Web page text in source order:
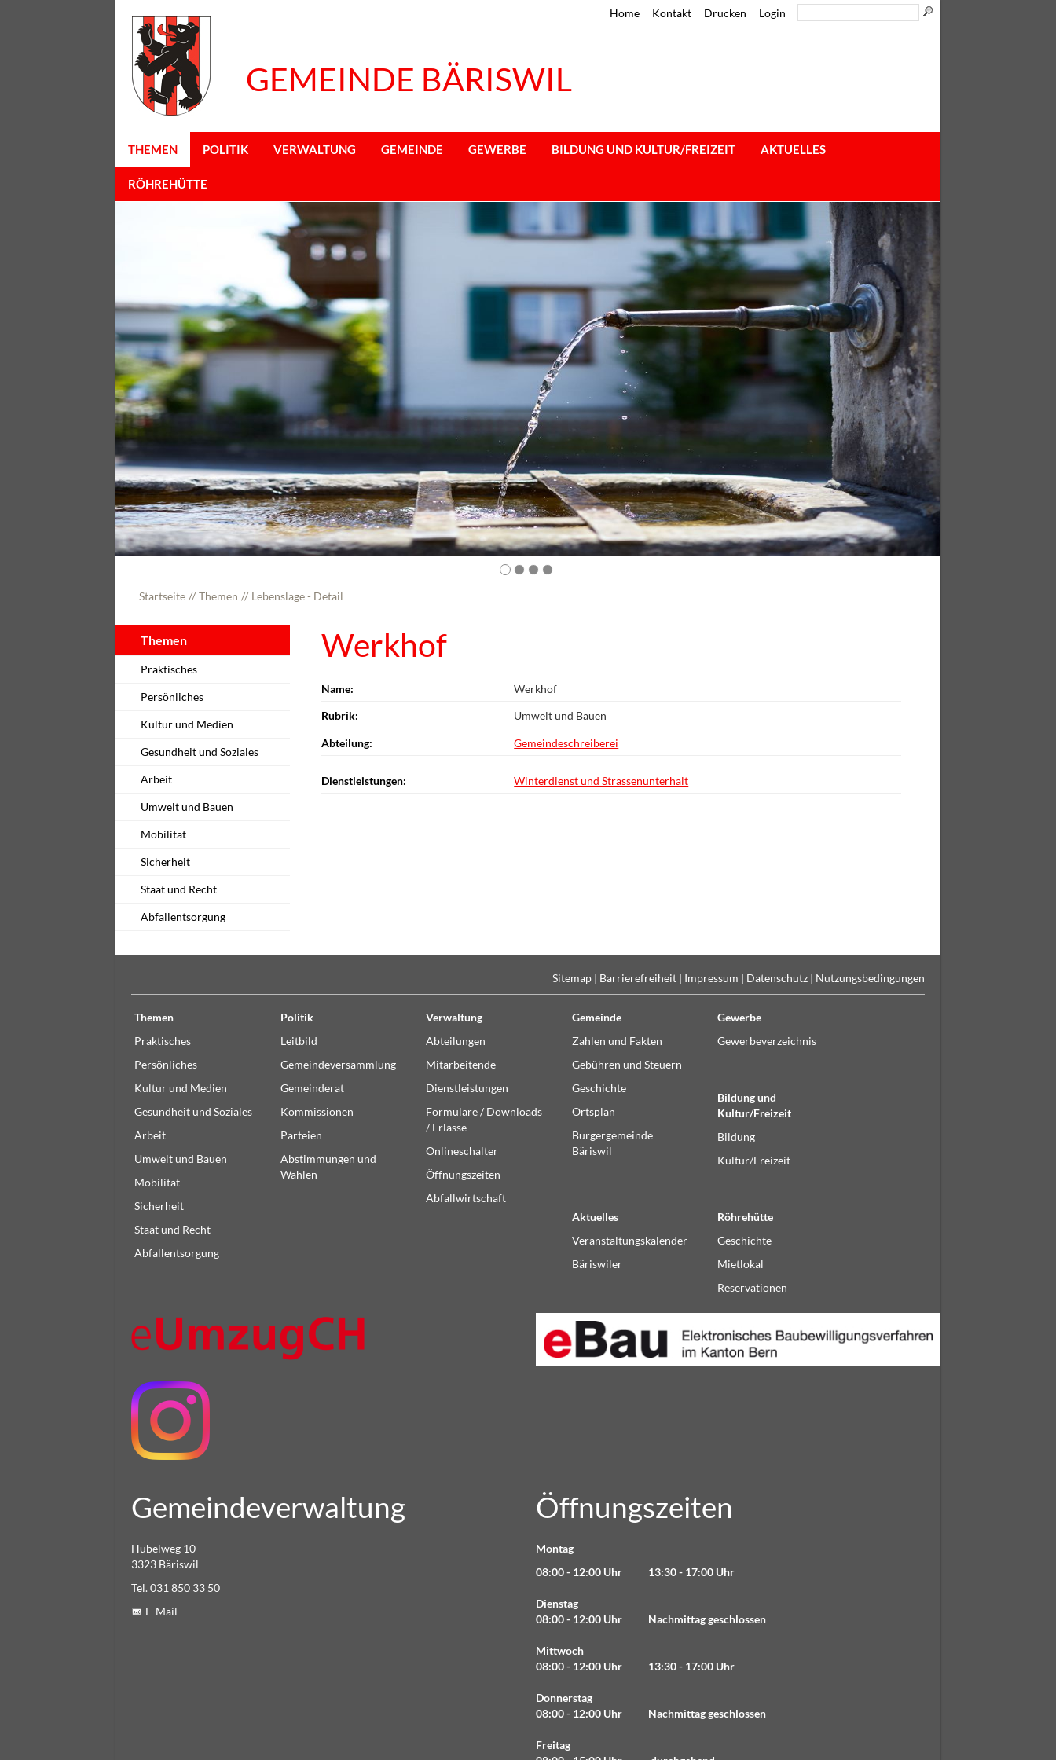
Home Kontakt Drucken Login
GEMEINDE BÄRISWIL
THEMEN POLITIK VERWALTUNG GEMEINDE GEWERBE BILDUNG UND KULTUR/FREIZEIT AKTUELLES
RÖHREHÜTTE
Startseite Themen Lebenslage - Detail
Themen
Praktisches
Persönliches
Kultur und Medien
Gesundheit und Soziales
Arbeit
Umwelt und Bauen
Mobilität
Sicherheit
Staat und Recht
Abfallentsorgung
Werkhof
Name: Werkhof
Rubrik: Umwelt und Bauen
Abteilung: Gemeindeschreiberei
Dienstleistungen: Winterdienst und Strassenunterhalt
Sitemap Barrierefreiheit Impressum Datenschutz Nutzungsbedingungen
Themen
Praktisches
Persönliches
Kultur und Medien
Gesundheit und Soziales
Arbeit
Umwelt und Bauen
Mobilität
Sicherheit
Staat und Recht
Abfallentsorgung
Politik
Leitbild
Gemeindeversammlung
Gemeinderat
Kommissionen
Parteien
Abstimmungen und
Wahlen
Verwaltung
Abteilungen
Mitarbeitende
Dienstleistungen
Formulare / Downloads
/ Erlasse
Onlineschalter
Öffnungszeiten
Abfallwirtschaft
Gemeinde
Zahlen und Fakten
Gebühren und Steuern
Geschichte
Ortsplan
Burgergemeinde
Bäriswil
Gewerbe
Gewerbeverzeichnis
Bildung und
Kultur/Freizeit
Bildung
Kultur/Freizeit
Aktuelles
Veranstaltungskalender
Bäriswiler
Röhrehütte
Geschichte
Mietlokal
Reservationen
Gemeindeverwaltung
Hubelweg 10
3323 Bäriswil
Tel. 031 850 33 50
E-Mail
Öffnungszeiten
Montag
08:00 - 12:00 Uhr 13:30 - 17:00 Uhr
Dienstag
08:00 - 12:00 Uhr Nachmittag geschlossen
Mittwoch
08:00 - 12:00 Uhr 13:30 - 17:00 Uhr
Donnerstag
08:00 - 12:00 Uhr Nachmittag geschlossen
Freitag